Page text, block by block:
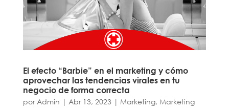
El efecto “Barbie” en el marketing y cómo
aprovechar las tendencias virales en tu
negocio de forma correcta
porAdmin | Abr 13, 2023 | Marketing, Marketing